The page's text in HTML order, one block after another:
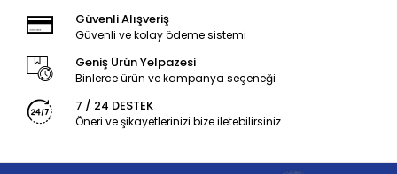
Güvenli Alışveriş
Güvenli ve kolay ödeme sistemi
Geniş Ürün Yelpazesi
Binlerce ürün ve kampanya seçeneği
7 / 24 DESTEK
Öneri ve şikayetlerinizi bize iletebilirsiniz.